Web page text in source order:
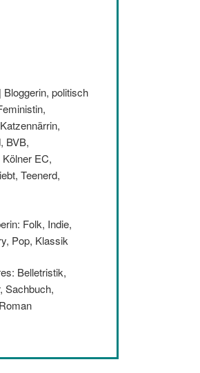
Bloggerin, politisch
BVB,
EC,
Teenerd,
Folk, Indie,
Pop, Klassik
Belletristik,
Sachbuch,